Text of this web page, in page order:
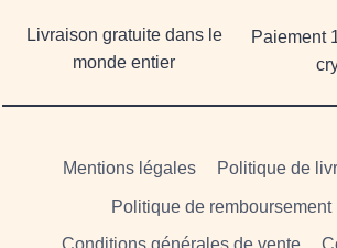
Livraison gratuite dans le
monde entier
Paiement
Mentions légales Politique de
Politique de remboursement